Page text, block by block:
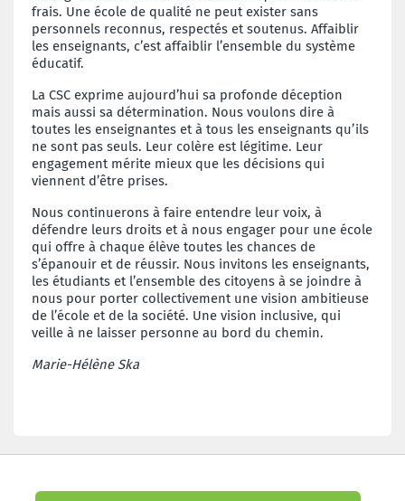
frais. Une école de qualité ne peut exister sans
personnels reconnus, respectés et soutenus. Affaiblir
les enseignants, c’est affaiblir l’ensemble du système
éducatif.
La CSC exprime aujourd’hui sa profonde déception
mais aussi sa détermination. Nous voulons dire à
toutes les enseignantes et à tous les enseignants qu’ils
ne sont pas seuls. Leur colère est légitime. Leur
engagement mérite mieux que les décisions qui
viennent d’être prises.
Nous continuerons à faire entendre leur voix, à
défendre leurs droits et à nous engager pour une école
qui offre à chaque élève toutes les chances de
s’épanouir et de réussir. Nous invitons les enseignants,
les étudiants et l’ensemble des citoyens à se joindre à
nous pour porter collectivement une vision ambitieuse
de l’école et de la société. Une vision inclusive, qui
veille à ne laisser personne au bord du chemin.
Marie-Hélène Ska